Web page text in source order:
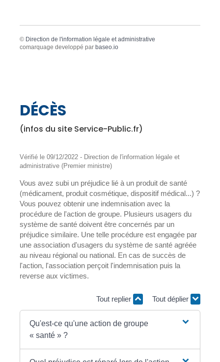
© Direction de l'information légale et administrative
comarquage developpé par baseo.io
DÉCÈS
(infos du site Service-Public.fr)
Vérifié le 09/12/2022 - Direction de l'information légale et
administrative (Premier ministre)
Vous avez subi un préjudice lié à un produit de santé
(médicament, produit cosmétique, dispositif médical...) ?
Vous pouvez obtenir une indemnisation avec la
procédure de l'action de groupe. Plusieurs usagers du
système de santé doivent être concernés par un
préjudice similaire. Une telle procédure est engagée par
une association d'usagers du système de santé agréée
au niveau régional ou national. En cas de succès de
l'action, l'association perçoit l'indemnisation puis la
reverse aux victimes.
Tout replier Tout déplier
Qu'est-ce qu'une action de groupe
« santé » ?